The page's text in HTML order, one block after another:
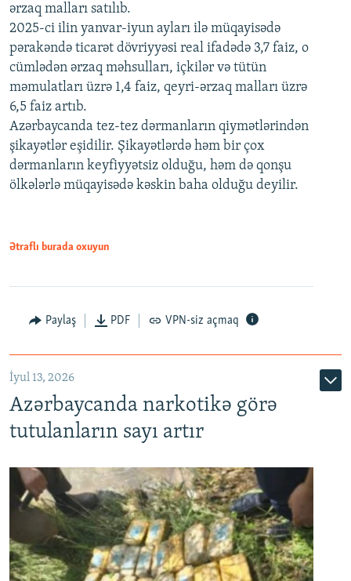
ərzaq malları satılıb.
2025-ci ilin yanvar-iyun ayları ilə müqayisədə
pərakəndə ticarət dövriyyəsi real ifadədə 3,7 faiz, o
cümlədən ərzaq məhsulları, içkilər və tütün
məmulatları üzrə 1,4 faiz, qeyri-ərzaq malları üzrə
6,5 faiz artıb.
Azərbaycanda tez-tez dərmanların qiymətlərindən
şikayətlər eşidilir. Şikayətlərdə həm bir çox
dərmanların keyfiyyətsiz olduğu, həm də qonşu
ölkələrlə müqayisədə kəskin baha olduğu deyilir.
Ətraflı burada oxuyun
Paylaş PDF VPN-siz açmaq
İyul 13, 2026
Azərbaycanda narkotikə görə
tutulanların sayı artır